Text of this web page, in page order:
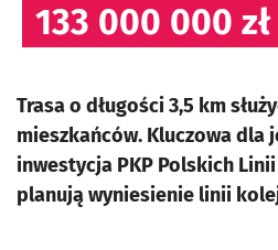
133 000 000 zł
Trasa o długości 3,5 km
mieszkańców. Kluczowa dla
inwestycja PKP Polskich
planują wyniesienie linii